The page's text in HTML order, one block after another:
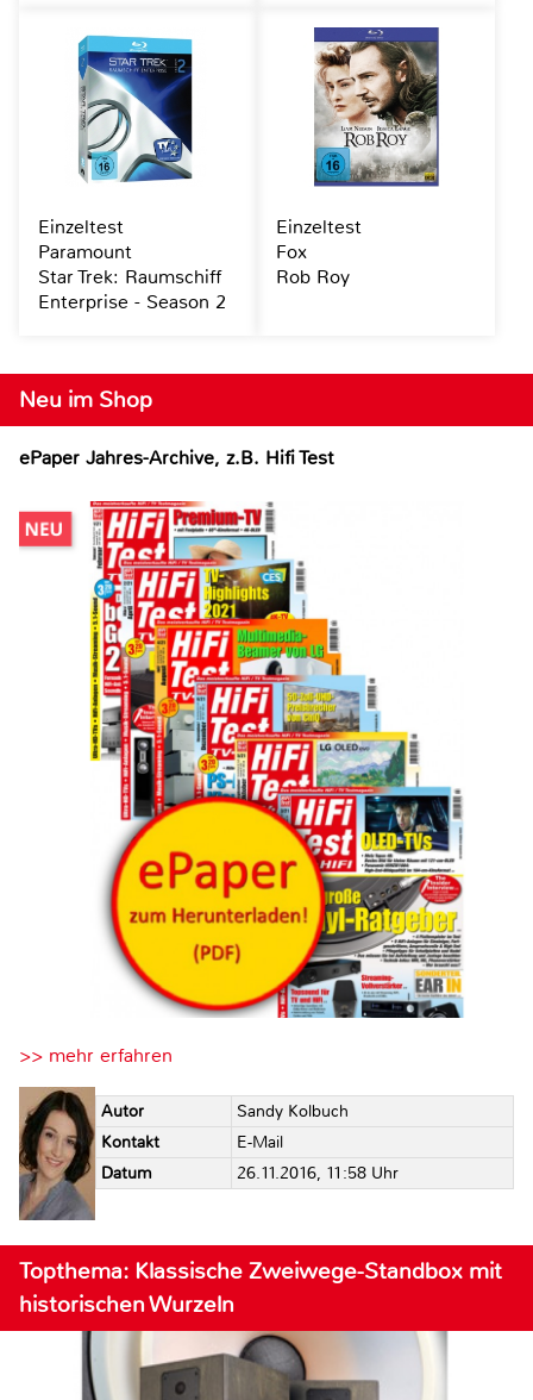
Neu im Shop
ePaper Jahres-Archive, z.B. Hifi Test
>> mehr erfahren
Autor
Sandy Kolbuch
Kontakt
E-Mail
Datum
26.11.2016, 11:58 Uhr
Topthema: Klassische Zweiwege-Standbox mit
historischen Wurzeln
Einzeltest
Paramount
Star Trek: Raumschiff
Enterprise - Season 2
Einzeltest
Fox
Rob Roy